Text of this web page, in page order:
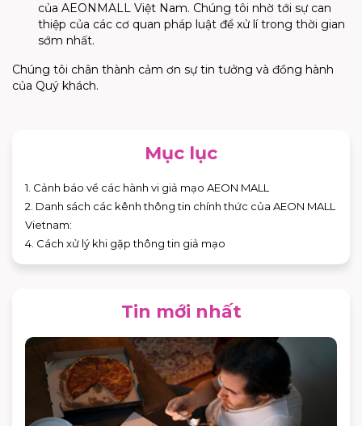
của AEONMALL Việt Nam. Chúng tôi nhờ tới sự can
thiệp của các cơ quan pháp luật để xử lí trong thời gian
sớm nhất.
Chúng tôi chân thành cảm ơn sự tin tưởng và đồng hành
của Quý khách.
Mục lục
1. Cảnh báo về các hành vi giả mạo AEON MALL
2. Danh sách các kênh thông tin chính thức của AEON MALL
Vietnam:
4. Cách xử lý khi gặp thông tin giả mạo
Tin mới nhất